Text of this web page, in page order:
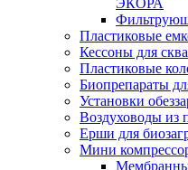
ЭКОРА
Пластиковые
Кессоны для
Пластиковые
Биопрепараты
Установки
Воздуховоды из
Ерши для
Мини